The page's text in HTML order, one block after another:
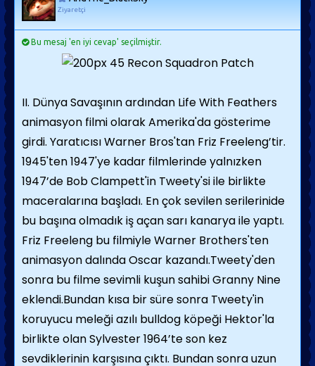
Ziyaretçi
Bu mesaj 'en iyi cevap' seçilmiştir.
II. Dünya Savaşının ardından Life With Feathers
animasyon filmi olarak Amerika'da gösterime
girdi. Yaratıcısı Warner Bros'tan Friz Freeleng’tir.
1945'ten 1947'ye kadar filmlerinde yalnızken
1947’de Bob Clampett'in Tweety'si ile birlikte
maceralarına başladı. En çok sevilen serilerinide
bu başına olmadık iş açan sarı kanarya ile yaptı.
Friz Freeleng bu filmiyle Warner Brothers'ten
animasyon dalında Oscar kazandı.Tweety'den
sonra bu filme sevimli kuşun sahibi Granny Nine
eklendi.Bundan kısa bir süre sonra Tweety'in
koruyucu meleği azılı bulldog köpeği Hektor'la
birlikte olan Sylvester 1964’te son kez
sevdiklerinin karşısına çıktı. Bundan sonra uzun